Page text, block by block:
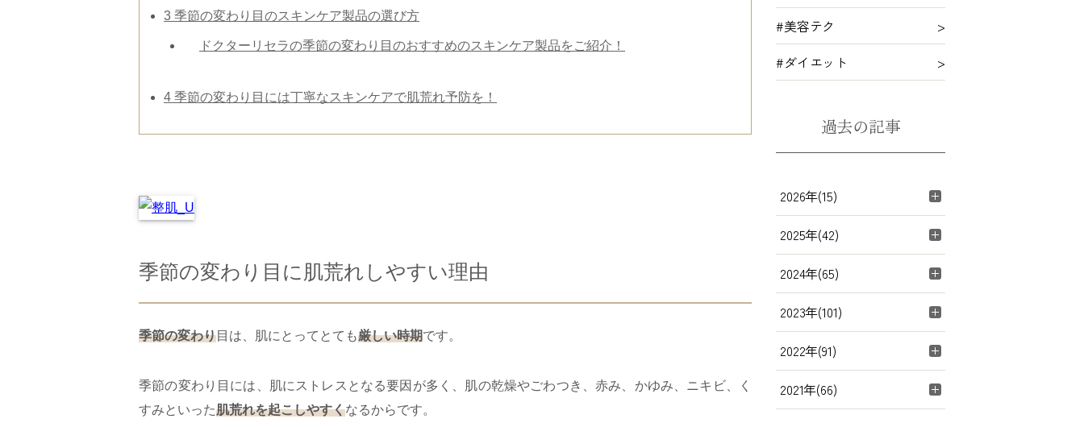
3 季節の変わり目のスキンケア製品の選び方
ドクターリセラの季節の変わり目のおすすめのスキンケア製品をご紹介！
4 季節の変わり目には丁寧なスキンケアで肌荒れ予防を！
季節の変わり目に肌荒れしやすい理由
季節の変わり目は、肌にとってとても厳しい時期です。
季節の変わり目には、肌にストレスとなる要因が多く、肌の乾燥やごわつき、赤み、かゆみ、ニキビ、く
すみといった肌荒れを起こしやすくなるからです。
#美容テク
#ダイエット
過去の記事
2026年(15)
2025年(42)
2024年(65)
2023年(101)
2022年(91)
2021年(66)